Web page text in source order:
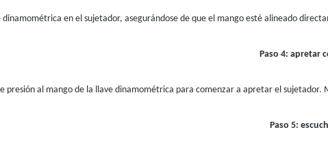
dinamométrica en el sujetador, asegurándose de que el mango esté alineado
Paso 4: apretar
presión al mango de la llave dinamométrica para comenzar a apretar el
Paso 5: